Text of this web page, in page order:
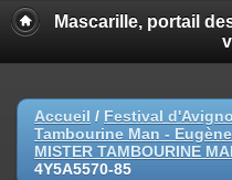
Mascarille, portail
Accueil / Festival
Tambourine Man -
MISTER TAMBOURINE
4Y5A5570-85